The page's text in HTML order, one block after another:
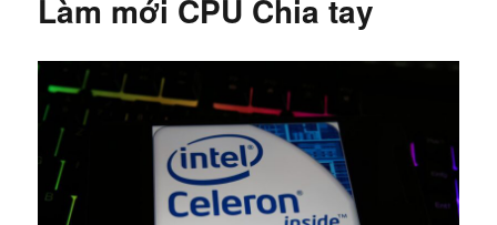
Làm mới CPU Chia tay